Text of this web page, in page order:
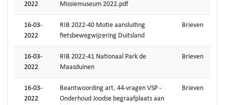
2022
Missiemuseum 2022.pdf
16-03-
2022
RIB 2022-40 Motie aansluiting
fietsbewegwijzering Duitsland
Brieven
16-03-
2022
RIB 2022-41 Nationaal Park de
Maasduinen
Brieven
16-03-
2022
Beantwoording art. 44-vragen VSP -
Onderhoud Joodse begraafplaats aan
Brieven